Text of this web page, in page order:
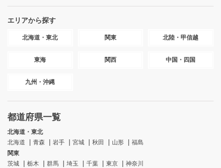
エリアから探す
北海道・東北 関東 北陸・甲信越
東海 関西 中国・四国
九州・沖縄
都道府県一覧
北海道・東北
北海道
青森 岩手 宮城 秋田 山形
福島
関東
茨城
栃木 群馬 埼玉 千葉 東京
神奈川